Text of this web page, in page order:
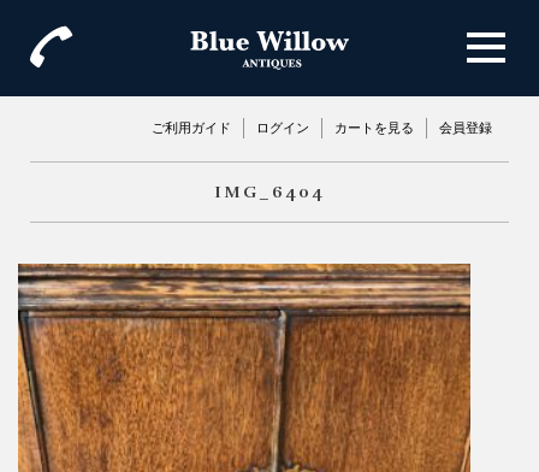
ご利用ガイド ログイン カートを見る 会員登録
IMG_6404